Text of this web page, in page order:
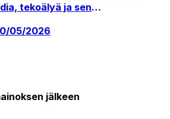
tekoälyä ja sen
05/2026
jälkeen